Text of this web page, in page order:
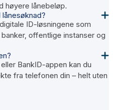
høyere lånebeløp.
ID-løsningene som
offentlige instanser og
BankID-appen kan du
fra telefonen din – helt uten